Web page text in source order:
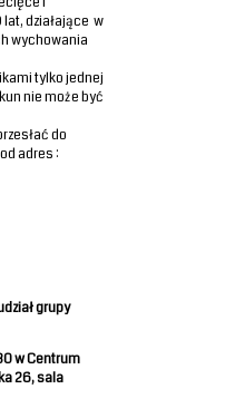
lat, działające w
wychowania
tylko jednej
nie może być
do
adres :
grupy
w Centrum
26, sala